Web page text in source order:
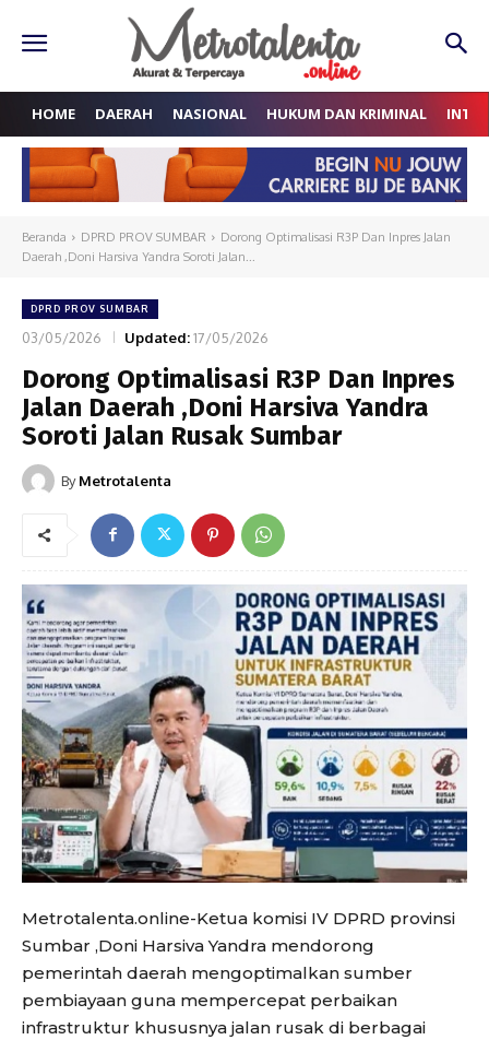
HOME DAERAH NASIONAL HUKUM DAN KRIMINAL
Beranda DPRD PROV SUMBAR
Dorong Optimalisasi R3P Dan Inpres Jalan
Daerah ,Doni Harsiva Yandra Soroti Jalan...
DPRD PROV SUMBAR
03/05/2026 Updated:17/05/2026
Dorong Optimalisasi R3P Dan Inpres
Jalan Daerah ,Doni Harsiva Yandra
Soroti Jalan Rusak Sumbar
By Metrotalenta
Metrotalenta.online-Ketua komisi IV DPRD provinsi
Sumbar ,Doni Harsiva Yandra mendorong
pemerintah daerah mengoptimalkan sumber
pembiayaan guna mempercepat perbaikan
infrastruktur khususnya jalan rusak di berbagai